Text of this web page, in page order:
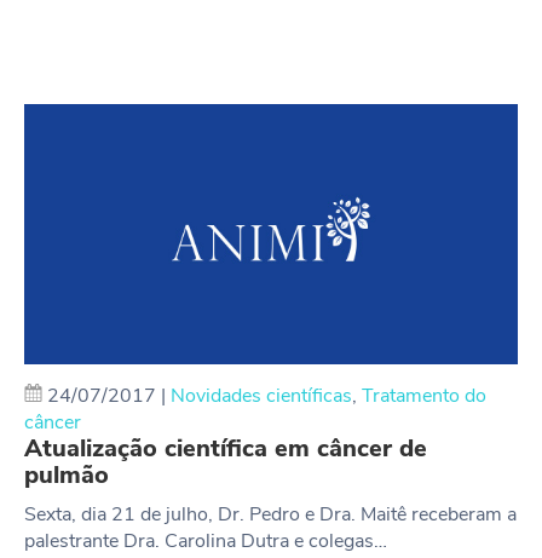
24/07/2017 | Novidades científicas, Tratamento do
câncer
Atualização científica em câncer de
pulmão
Sexta, dia 21 de julho, Dr. Pedro e Dra. Maitê receberam a
palestrante Dra. Carolina Dutra e colegas…